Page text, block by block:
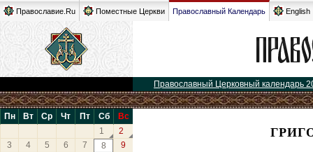
Православие.Ru Поместные Церкви Православный Календарь English
Православный Церковный календарь
Пн Вт Ср Чт Пт Сб
Вс
1
2
3
4 5 6 7 8
9